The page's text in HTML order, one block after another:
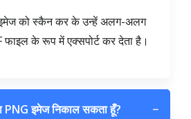
को स्कैन कर के उन्हें अलग-अलग
फाइल के रूप में एक्सपोर्ट कर देता है।
PNG इमेज निकाल सकता हूँ? −